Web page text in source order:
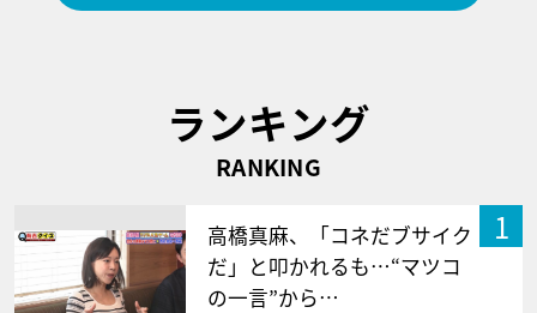
ランキング
RANKING
1
高橋真麻、「コネだブサイク
だ」と叩かれるも…“マツコ
の一言”から…